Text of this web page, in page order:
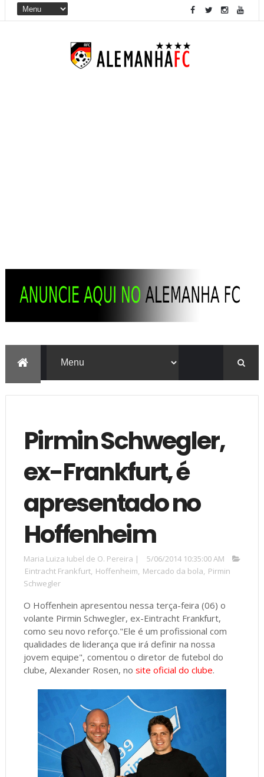
Pirmin Schwegler,
ex-Frankfurt, é
apresentado no
Hoffenheim
Maria Luiza Iubel de O. Pereira |
5/06/2014 10:35:00 AM
Eintracht Frankfurt, Hoffenheim, Mercado da bola, Pirmin
Schwegler
O Hoffenhein apresentou nessa terça-feira (06) o
volante Pirmin Schwegler, ex-Eintracht Frankfurt,
como seu novo reforço."Ele é um profissional com
qualidades de liderança que irá definir na nossa
jovem equipe", comentou o diretor de futebol do
clube, Alexander Rosen, no site oficial do clube.